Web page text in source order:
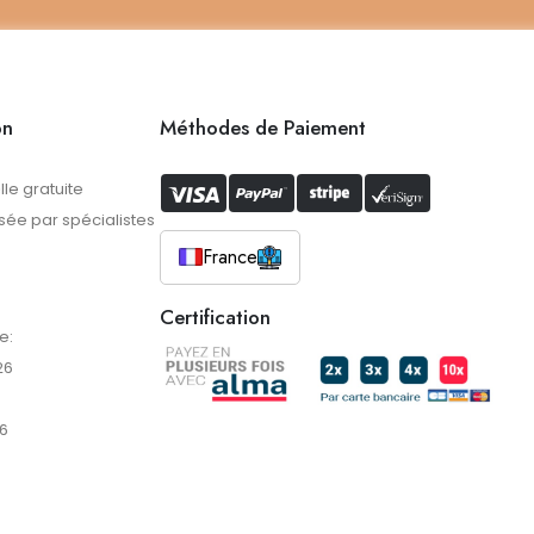
gratuite
par spécialistes
Méthodes de Paiement
France
Certification